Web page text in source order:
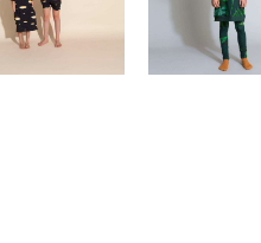
3 590 pуб.
9 590 pуб.
1 900 pуб.